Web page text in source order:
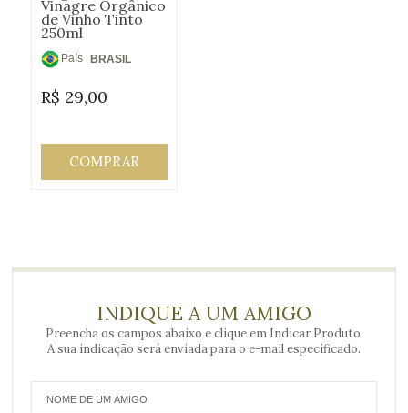
Vinagre Orgânico
de Vinho Tinto
250ml
País
Origem:
BRASIL
R$ 29,00
COMPRAR
INDIQUE A UM AMIGO
Preencha os campos abaixo e clique em Indicar Produto.
A sua indicação será enviada para o e-mail especificado.